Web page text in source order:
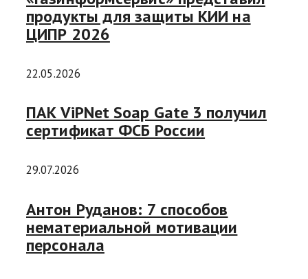
продукты для защиты КИИ на
ЦИПР 2026
22.05.2026
ПАК ViPNet Soap Gate 3 получил
сертификат ФСБ России
29.07.2026
Антон Руданов: 7 способов
нематериальной мотивации
персонала